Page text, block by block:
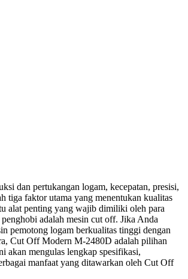
dan pertukangan logam, kecepatan, presisi,
tiga faktor utama yang menentukan kualitas
alat penting yang wajib dimiliki oleh para
adalah mesin cut off. Jika Anda
pemotong logam berkualitas tinggi dengan
Cut Off Modern M-2480D adalah pilihan
akan mengulas lengkap spesifikasi,
manfaat yang ditawarkan oleh Cut Off